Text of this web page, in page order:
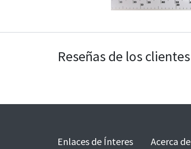
Reseñas de los clientes
Enlaces de Ínteres Acerca de